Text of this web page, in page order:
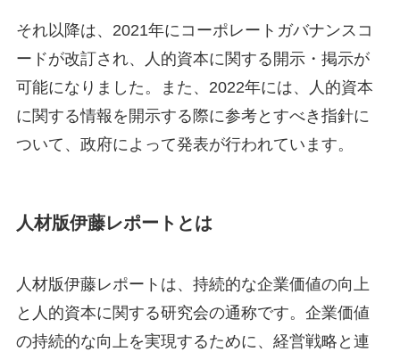
それ以降は、2021年にコーポレートガバナンスコ
ードが改訂され、人的資本に関する開示・掲示が
可能になりました。また、2022年には、人的資本
に関する情報を開示する際に参考とすべき指針に
ついて、政府によって発表が行われています。
人材版伊藤レポートとは
人材版伊藤レポートは、持続的な企業価値の向上
と人的資本に関する研究会の通称です。企業価値
の持続的な向上を実現するために、経営戦略と連